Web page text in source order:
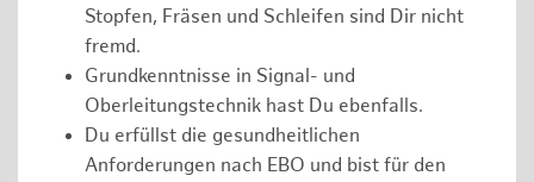
Stopfen, Fräsen und Schleifen sind Dir nicht
fremd.
Grundkenntnisse in Signal- und
Oberleitungstechnik hast Du ebenfalls.
Du erfüllst die gesundheitlichen
Anforderungen nach EBO und bist für den